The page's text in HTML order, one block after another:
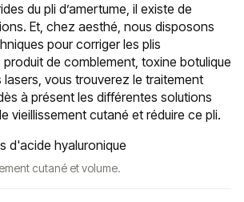
du pli d’amertume, il existe de
Et, chez aesthé, nous disposons
pour corriger les plis
produit de comblement, toxine botulique
vous trouverez le traitement
à présent les différentes solutions
vieillissement cutané et réduire ce pli.
d'acide hyaluronique
cutané et volume.